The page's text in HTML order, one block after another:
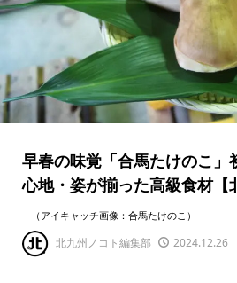
早春の味覚「合馬たけのこ
心地・姿が揃った高級食材【
（アイキャッチ画像：合馬たけのこ）
北九州ノコト編集部 2024.12.26